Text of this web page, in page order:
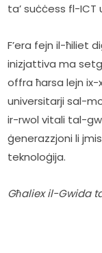
ta’ suċċess fl-
F’era fejn il-ħiliet
inizjattiva ma
offra ħarsa lejn ix-
universitarji sal-
ir-rwol vitali tal-
ġenerazzjoni li
teknoloġija.
Għaliex il-Gwida